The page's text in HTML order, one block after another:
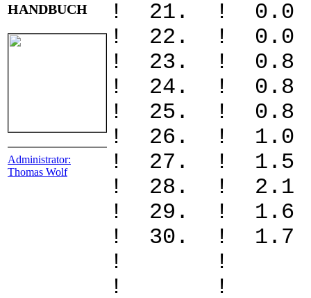
HANDBUCH
Administrator:
Thomas Wolf
! 21. !
! 22. !
! 23. !
! 24. !
! 25. !
! 26. !
! 27. !
! 28. !
! 29. !
! 30. !
!
!